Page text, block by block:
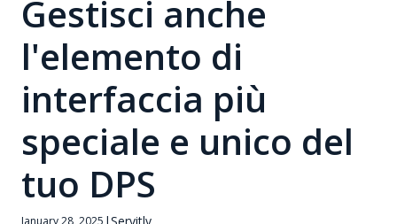
Gestisci anche
l'elemento di
interfaccia più
speciale e unico del
tuo DPS
January 28, 2025